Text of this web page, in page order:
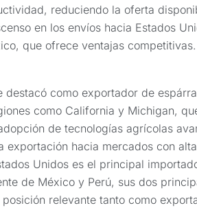
reduciendo la oferta
en los envíos hacia Estados
que ofrece ventajas competitivas.
destacó como exportador de
como California y Michigan,
de tecnologías agrícolas
exportación hacia mercados con
Unidos es el principal
de México y Perú, sus dos
relevante tanto como